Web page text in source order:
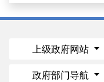
上级政府网站
政府部门导航